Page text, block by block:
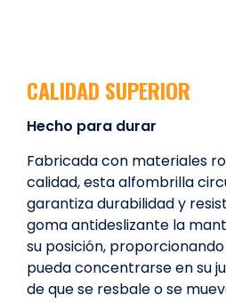
CALIDAD SUPERIOR
Hecho para durar
Fabricada con materiales
calidad, esta alfombrilla
garantiza durabilidad y
goma antideslizante la
su posición,
pueda concentrarse en su
de que se resbale o se